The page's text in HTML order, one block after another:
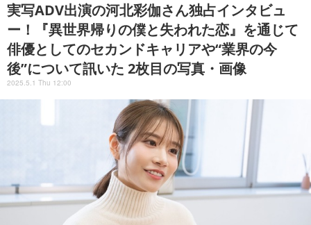
実写ADV出演の河北彩伽さん独占インタビュ
ー！『異世界帰りの僕と失われた恋』を通じて
俳優としてのセカンドキャリアや“業界の今
後”について訊いた 2枚目の写真・画像
2025.5.1 Thu 12:00